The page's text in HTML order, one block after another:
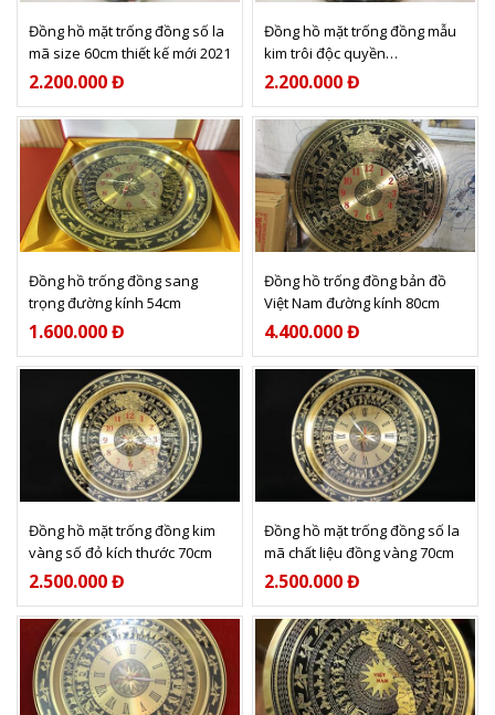
Xem thêm
Đồng hồ mặt trống đồng số la
mã size 60cm thiết kế mới 2021
2.200.000 Đ
Xem thêm
Đồng hồ mặt trống đồng mẫu
kim trôi độc quyền
dodongquangvuong
2.200.000 Đ
Xem thêm
Đồng hồ trống đồng sang
trọng đường kính 54cm
1.600.000 Đ
Xem thêm
Đồng hồ trống đồng bản đồ
Việt Nam đường kính 80cm
4.400.000 Đ
Xem thêm
Đồng hồ mặt trống đồng kim
vàng số đỏ kích thước 70cm
2.500.000 Đ
Xem thêm
Đồng hồ mặt trống đồng số la
mã chất liệu đồng vàng 70cm
2.500.000 Đ